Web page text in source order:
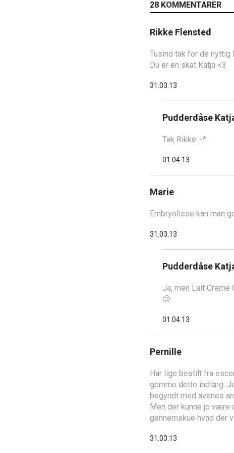
28 KOMMENTARER
Rikke Flensted
Tusind tak for de nyttig
Du er en skat Katja <3
31.03.13
Pudderdåse
Tak Rikke :-*
01.04.13
Marie
Embryolisse kan man
31.03.13
Pudderdåse
Ja, men Lait
😉
01.04.13
Pernille
Har lige bestilt fra
gemme dette indlæg.
begyndt med avenes
Men der kunne jo være
gennemskue hvad der
31.03.13